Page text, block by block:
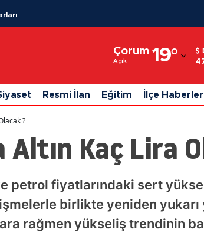
Çorum
Açık 19°
Adıyaman
Afyonkarahisar
Ağrı
Ankara
Antalya
Artvin
Aydın
Resmi İlan Eğitim İlçe
?
Kaç Lira
petrol fiyatlarındaki sert
birlikte yeniden
rağmen yükseliş trendinin